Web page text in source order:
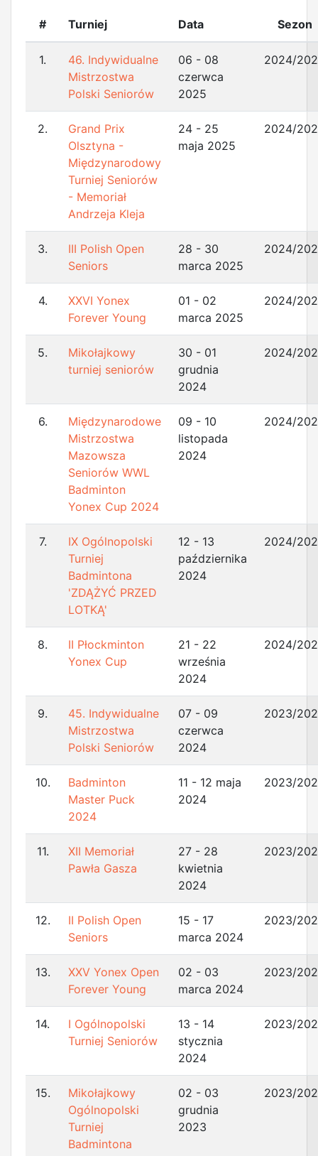
# Turniej Data Sezon
1.
46. Indywidualne
Mistrzostwa
Polski Seniorów
06 - 08
czerwca
2025
2024/
2.
Grand Prix
Olsztyna -
Międzynarodowy
Turniej Seniorów
- Memoriał
Andrzeja Kleja
24 - 25
maja 2025
2024/
3.
III Polish Open
Seniors
28 - 30
marca 2025
2024/
4.
XXVI Yonex
Forever Young
01 - 02
marca 2025
2024/
5.
Mikołajkowy
turniej seniorów
30 - 01
grudnia
2024
2024/
6.
Międzynarodowe
Mistrzostwa
Mazowsza
Seniorów WWL
Badminton
Yonex Cup 2024
09 - 10
listopada
2024
2024/
7.
IX Ogólnopolski
Turniej
Badmintona
'ZDĄŻYĆ PRZED
LOTKĄ'
12 - 13
października
2024
2024/
8.
II Płockminton
Yonex Cup
21 - 22
września
2024
2024/
9.
45. Indywidualne
Mistrzostwa
Polski Seniorów
07 - 09
czerwca
2024
2023/
10.
Badminton
Master Puck
2024
11 - 12 maja
2024
2023/
11.
XII Memoriał
Pawła Gasza
27 - 28
kwietnia
2024
2023/
12.
II Polish Open
Seniors
15 - 17
marca 2024
2023/
13.
XXV Yonex Open
Forever Young
02 - 03
marca 2024
2023/
14.
I Ogólnopolski
Turniej Seniorów
13 - 14
stycznia
2024
2023/
15.
Mikołajkowy
Ogólnopolski
Turniej
Badmintona
02 - 03
grudnia
2023
2023/